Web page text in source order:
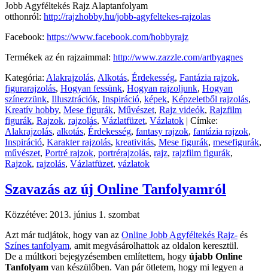
Jobb Agyféltekés Rajz Alaptanfolyam
otthonról: http://rajzhobby.hu/jobb-agyfeltekes-rajzolas
Facebook: https://www.facebook.com/hobbyrajz
Termékek az én rajzaimmal: http://www.zazzle.com/artbyagnes
Kategória: Alakrajzolás, Alkotás, Érdekesség, Fantázia rajzok,
figurarajzolás, Hogyan fessünk, Hogyan rajzoljunk, Hogyan
színezzünk, Illusztrációk, Inspiráció, képek, Képzeletből rajzolás,
Kreatív hobby, Mese figurák, Művészet, Rajz videók, Rajzfilm
figurák, Rajzok, rajzolás, Vázlatfüzet, Vázlatok | Címke:
Alakrajzolás, alkotás, Érdekesség, fantasy rajzok, fantázia rajzok,
Inspiráció, Karakter rajzolás, kreativitás, Mese figurák, mesefigurák,
művészet, Portré rajzok, portrérajzolás, rajz, rajzfilm figurák,
Rajzok, rajzolás, Vázlatfüzet, vázlatok
Szavazás az új Online Tanfolyamról
Közzétéve: 2013. június 1. szombat
Azt már tudjátok, hogy van az Online Jobb Agyféltekés Rajz- és
Színes tanfolyam, amit megvásárolhattok az oldalon keresztül.
De a múltkori bejegyzésemben említettem, hogy újabb Online
Tanfolyam van készülőben. Van pár ötletem, hogy mi legyen a